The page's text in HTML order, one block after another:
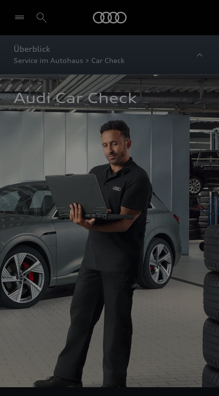
Überblick
Service im Autohaus > Car Check
Audi Car Check